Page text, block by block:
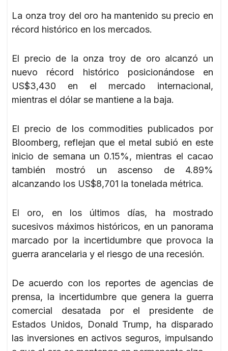
La onza troy del oro ha mantenido su precio en
récord histórico en los mercados.
El precio de la onza troy de oro alcanzó un
nuevo récord histórico posicionándose en
US$3,430 en el mercado internacional,
mientras el dólar se mantiene a la baja.
El precio de los commodities publicados por
Bloomberg, reflejan que el metal subió en este
inicio de semana un 0.15%, mientras el cacao
también mostró un ascenso de 4.89%
alcanzando los US$8,701 la tonelada métrica.
El oro, en los últimos días, ha mostrado
sucesivos máximos históricos, en un panorama
marcado por la incertidumbre que provoca la
guerra arancelaria y el riesgo de una recesión.
De acuerdo con los reportes de agencias de
prensa, la incertidumbre que genera la guerra
comercial desatada por el presidente de
Estados Unidos, Donald Trump, ha disparado
las inversiones en activos seguros, impulsando